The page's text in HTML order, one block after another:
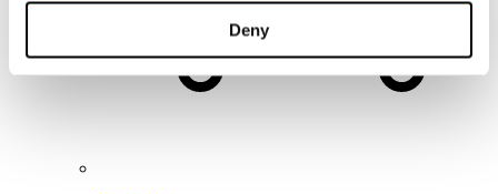
Deny